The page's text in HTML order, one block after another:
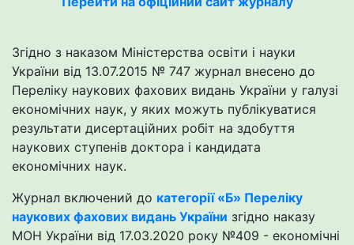
Згідно з наказом Міністерства освіти і науки
України від 13.07.2015 № 747 журнал внесено до
Переліку наукових фахових видань України у галузі
економічних наук, у яких можуть публікуватися
результати дисертаційних робіт на здобуття
наукових ступенів доктора і кандидата
економічних наук.
Журнал включений до категорії «Б» Переліку
наукових фахових видань України згідно наказу
МОН України від 17.03.2020 року №409 - економічні